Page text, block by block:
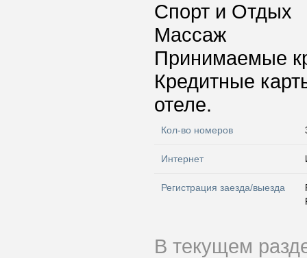
Спорт и Отдых
Массаж
Принимаемые
Кредитные
отеле.
Кол-во номеров
Интернет
Регистрация заезда/выезда
В текущем